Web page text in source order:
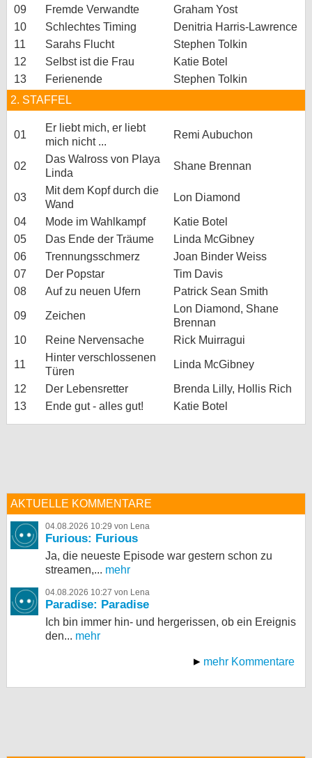
09
Fremde Verwandte
Graham Yost
10
Schlechtes Timing
Denitria Harris-Lawrence
11
Sarahs Flucht
Stephen Tolkin
12
Selbst ist die Frau
Katie Botel
13
Ferienende
Stephen Tolkin
2. STAFFEL
01
Er liebt mich, er liebt
mich nicht ...
Remi Aubuchon
02
Das Walross von Playa
Linda
Shane Brennan
03
Mit dem Kopf durch die
Wand
Lon Diamond
04 Mode im Wahlkampf
Katie Botel
05
Das Ende der Träume
Linda McGibney
06
Trennungsschmerz
Joan Binder Weiss
07
Der Popstar
Tim Davis
08
Auf zu neuen Ufern Patrick Sean Smith
09 Zeichen
Lon Diamond, Shane
Brennan
10
Reine Nervensache Rick Muirragui
11
Hinter verschlossenen
Türen
Linda McGibney
12 Der Lebensretter
Brenda Lilly, Hollis Rich
13
Ende gut - alles gut! Katie Botel
AKTUELLE KOMMENTARE
04.08.2026 10:29 von Lena
Furious: Furious
Ja, die neueste Episode war gestern schon zu
streamen,... mehr
04.08.2026 10:27 von Lena
Paradise: Paradise
Ich bin immer hin- und hergerissen, ob ein Ereignis
den... mehr
mehr Kommentare
Cookie-Einstellungen
Desktop-Ansicht
myFanbase